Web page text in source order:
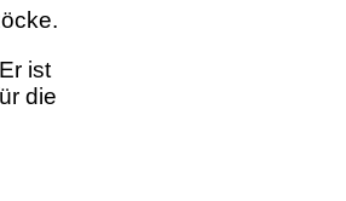
ist
die